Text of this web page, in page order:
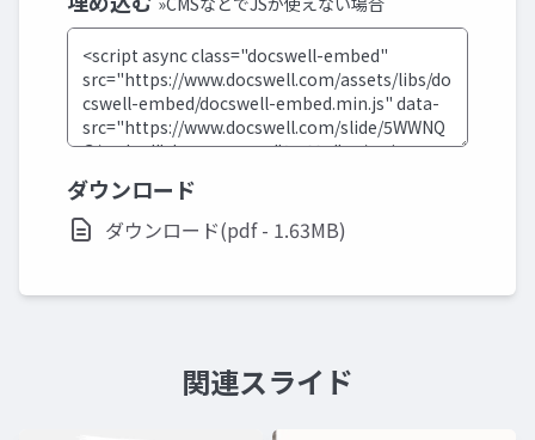
ダウンロード
ダウンロード(pdf - 1.63MB)
関連スライド